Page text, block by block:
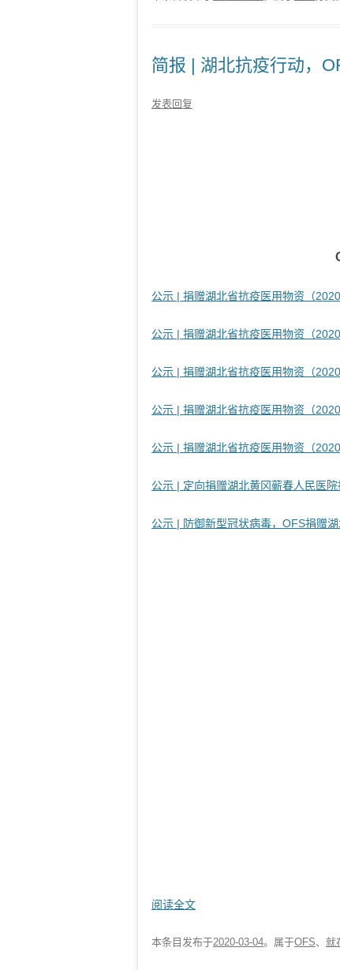
简报 | 湖北抗疫行动，
发表回复
公示 | 捐赠湖北省抗疫医用物资（
公示 | 捐赠湖北省抗疫医用物资（
公示 | 捐赠湖北省抗疫医用物资（
公示 | 捐赠湖北省抗疫医用物资（
公示 | 捐赠湖北省抗疫医用物资（
公示 | 定向捐赠湖北黄冈蕲春人民医
公示 | 防御新型冠状病毒，OFS捐赠
阅读全文
本条目发布于2020-03-04。属于OFS、 就